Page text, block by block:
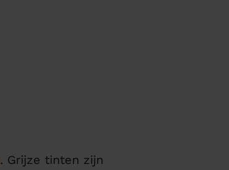
. Grijze tinten zijn